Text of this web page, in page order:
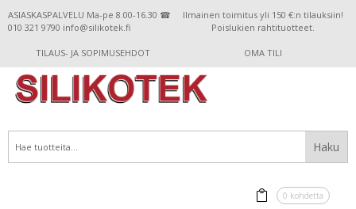
ASIASKASPALVELU Ma-pe 8.00-16.30 ☎
010 321 9790 info@silikotek.fi
Ilmainen toimitus yli 150 €:n tilauksiin!
Poislukien rahtituotteet.
TILAUS- JA SOPIMUSEHDOT OMA TILI
0 kohdetta